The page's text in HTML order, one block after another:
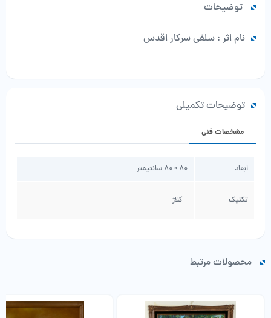
توضیحات
نام اثر : سلفی سرکار اقدس
توضیحات تکمیلی
مشخصات فنی
ابعاد 80 × 80 سانتیمتر
تکنیک کلاژ
محصولات مرتبط